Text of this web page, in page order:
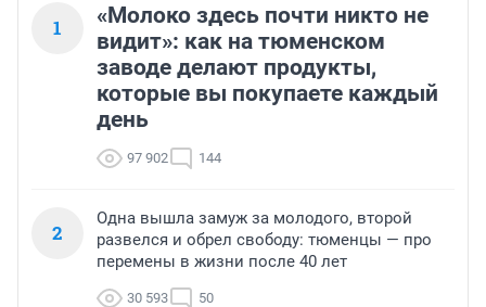
1
«Молоко здесь почти никто не
видит»: как на тюменском
заводе делают продукты,
которые вы покупаете каждый
день
97 902 144
2
Одна вышла замуж за молодого, второй
развелся и обрел свободу: тюменцы — про
перемены в жизни после 40 лет
30 593 50